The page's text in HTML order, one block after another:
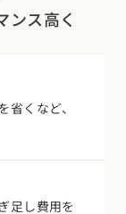
省くなど、